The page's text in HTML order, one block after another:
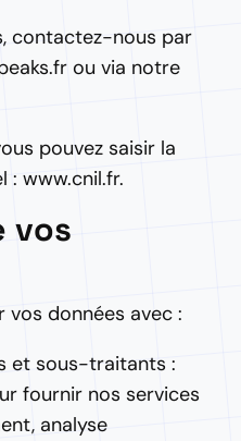
contactez-nous par
ou via notre
pouvez saisir la
: www.cnil.fr.
vos
vos données avec :
et sous-traitants :
fournir nos services
analyse